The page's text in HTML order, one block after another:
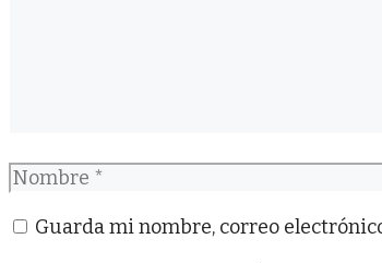
Nombre
Guarda mi nombre, correo